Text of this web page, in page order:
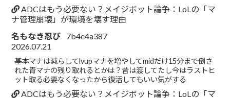
ADCはもう必要ない？メイジボット論争：LoLの「マ
ナ管理崩壊」が環境を壊す理由
名もなき忍び
7b4e4a387
2026.07.21
基本マナは減らしてlvupマナを増やしてmidだけ15分まで倒さ
れた青マナの残り取れるとかは？昔は渡してたし今はラストヒ
ット取る必要なくなったから復活してもいい気がする
ADCはもう必要ない？メイジボット論争：LoLの「マ